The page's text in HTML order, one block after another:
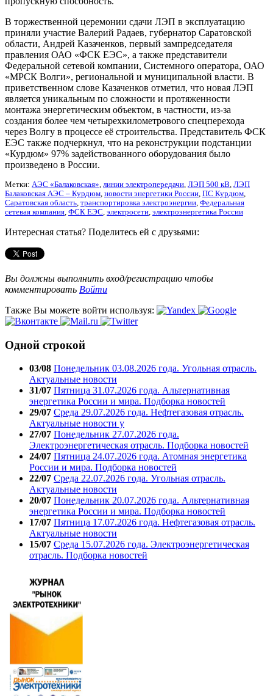
В торжественной церемонии сдачи ЛЭП в эксплуатацию
приняли участие Валерий Радаев, губернатор Саратовской
области, Андрей Казаченков, первый зампредседателя
правления ОАО «ФСК ЕЭС», а также представители
Федеральной сетевой компании, Системного оператора, ОАО
«МРСК Волги», региональной и муниципальной власти. В
приветственном слове Казаченков отметил, что новая ЛЭП
является уникальным по сложности и протяженности
монтажа энергетическим объектом, в частности, из-за
создания более чем четырехкилометрового спецперехода
через Волгу в процессе её строительства. Представитель ФСК
ЕЭС также подчеркнул, что на реконструкции подстанции
«Курдюм» 97% задействованного оборудования было
произведено в России.
Метки: АЭС «Балаковская», линии электропередачи, ЛЭП 500 кВ, ЛЭП
Балаковская АЭС – Курдюм, новости энергетики России, ПС Курдюм,
Саратовская область, транспортировка электроэнергии, Федеральная
сетевая компания, ФСК ЕЭС, электросети, электроэнергетика России
Интересная статья? Поделитесь ей с друзьями:
Вы должны выполнить вход/регистрацию чтобы
комментировать Войти
Также Вы можете войти используя:
Одной строкой
03/08 Понедельник 03.08.2026 года. Угольная отрасль.
Актуальные новости
31/07 Пятница 31.07.2026 года. Альтернативная
энергетика России и мира. Подборка новостей
29/07 Среда 29.07.2026 года. Нефтегазовая отрасль.
Актуальные новости у
27/07 Понедельник 27.07.2026 года.
Электроэнергетическая отрасль. Подборка новостей
24/07 Пятница 24.07.2026 года. Атомная энергетика
России и мира. Подборка новостей
22/07 Среда 22.07.2026 года. Угольная отрасль.
Актуальные новости
20/07 Понедельник 20.07.2026 года. Альтернативная
энергетика России и мира. Подборка новостей
17/07 Пятница 17.07.2026 года. Нефтегазовая отрасль.
Актуальные новости
15/07 Среда 15.07.2026 года. Электроэнергетическая
отрасль. Подборка новостей